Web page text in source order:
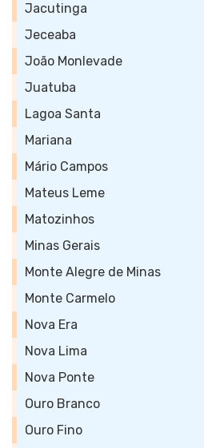
Jacutinga
Jeceaba
João Monlevade
Juatuba
Lagoa Santa
Mariana
Mário Campos
Mateus Leme
Matozinhos
Minas Gerais
Monte Alegre de Minas
Monte Carmelo
Nova Era
Nova Lima
Nova Ponte
Ouro Branco
Ouro Fino